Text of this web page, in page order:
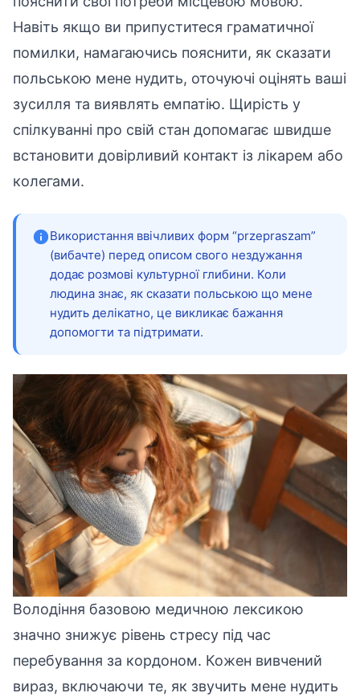
Навіть якщо ви припуститеся граматичної
помилки, намагаючись пояснити, як сказати
польською мене нудить, оточуючі оцінять ваші
зусилля та виявлять емпатію. Щирість у
спілкуванні про свій стан допомагає швидше
встановити довірливий контакт із лікарем або
колегами.
Використання ввічливих форм “przepraszam”
(вибачте) перед описом свого нездужання
додає розмові культурної глибини. Коли
людина знає, як сказати польською що мене
нудить делікатно, це викликає бажання
допомогти та підтримати.
Володіння базовою медичною лексикою
значно знижує рівень стресу під час
перебування за кордоном. Кожен вивчений
вираз, включаючи те, як звучить мене нудить